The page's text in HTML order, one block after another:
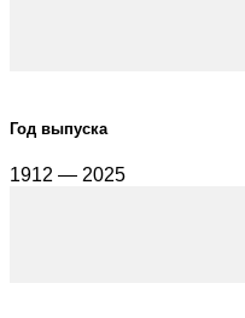
Год выпуска
1912 — 2025